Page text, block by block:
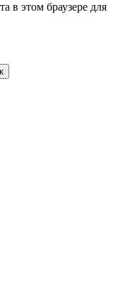
в этом браузере для